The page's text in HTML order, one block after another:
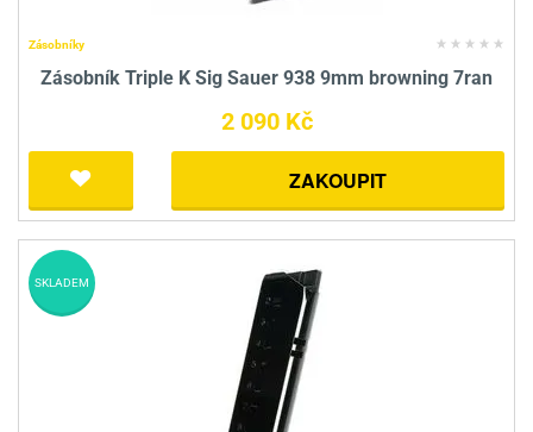
Zásobníky
Zásobník Triple K Sig Sauer 938 9mm browning 7ran
2 090 Kč
ZAKOUPIT
SKLADEM